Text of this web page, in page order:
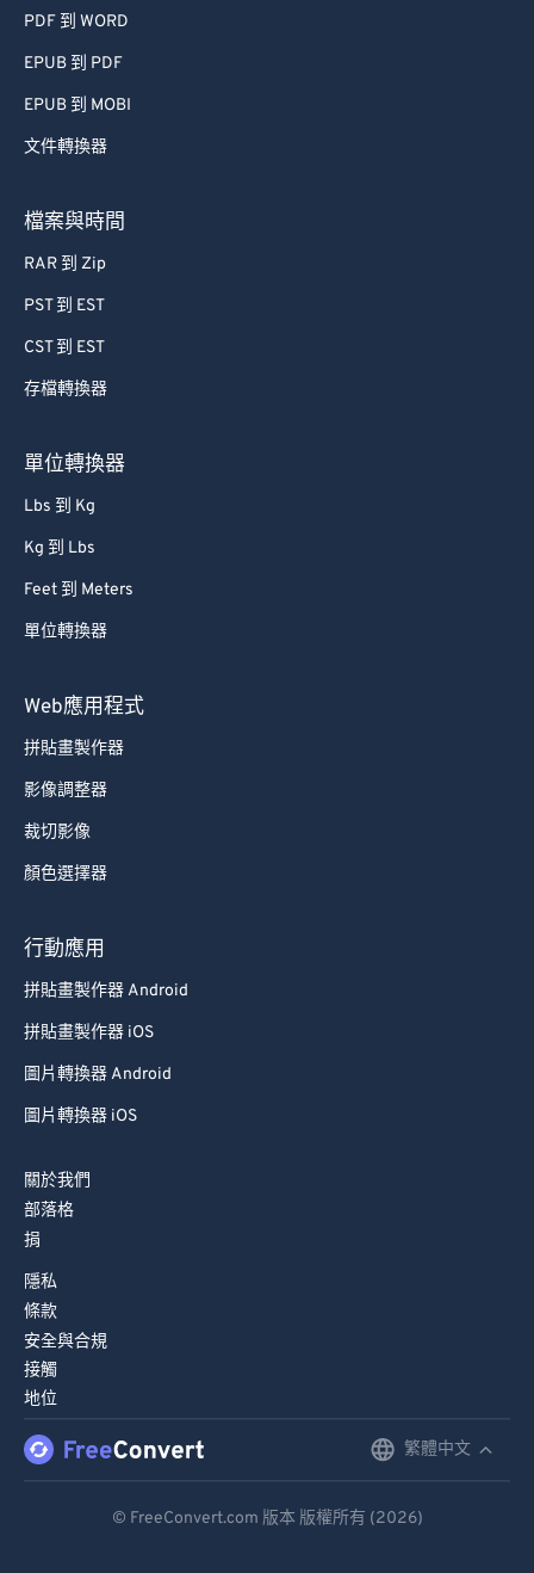
PDF 到 WORD
EPUB 到 PDF
EPUB 到 MOBI
文件轉換器
檔案與時間
RAR 到 Zip
PST 到 EST
CST 到 EST
存檔轉換器
單位轉換器
Lbs 到 Kg
Kg 到 Lbs
Feet 到 Meters
單位轉換器
Web應用程式
拼貼畫製作器
影像調整器
裁切影像
顏色選擇器
行動應用
拼貼畫製作器 Android
拼貼畫製作器 iOS
圖片轉換器 Android
圖片轉換器 iOS
關於我們
部落格
捐
隱私
條款
安全與合規
接觸
地位
繁體中文
© FreeConvert.com 版本 版權所有 (2026)